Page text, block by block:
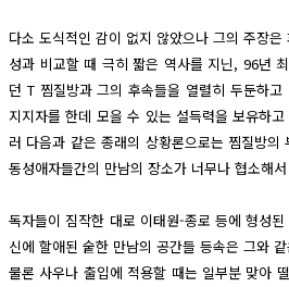
다소 도식적인 감이 없지 않았으나 그의 주장
성과 비교할 때 극히 짧은 역사를 지닌, 96년
던 T 찜질방과 그의 후속들을 열렬히 두둔하
지지자를 한데 모을 수 있는 설득력을 보유하
러 다음과 같은 종래의 상황론으로는 찜질방
동성애자들간의 만남의 장소가 너무나 협소해
독자들이 짐작한 대로 이태원-종로 등에 형성
신에 할애된 숱한 만남의 공간들 등속은 그와
물론 사우나 출입에 적용할 때는 일부분 맞아